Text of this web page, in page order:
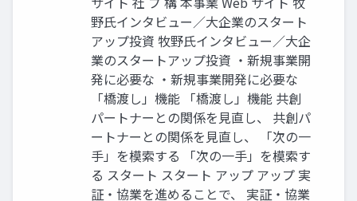
野氏インタビュー／大企業のスタート
アップ投資 牧野氏インタビュー／大企
業のスタートアップ投資 ・新規事業開
発に必要な ・新規事業開発に必要な
「橋渡し」機能 「橋渡し」機能 共創
パートナーとの関係を見直し、 共創パ
ートナーとの関係を見直し、 「次の一
手」を模索する 「次の一手」を模索す
る スタート スタート アップ アップ 実
証・協業を進めることで、 実証・協業